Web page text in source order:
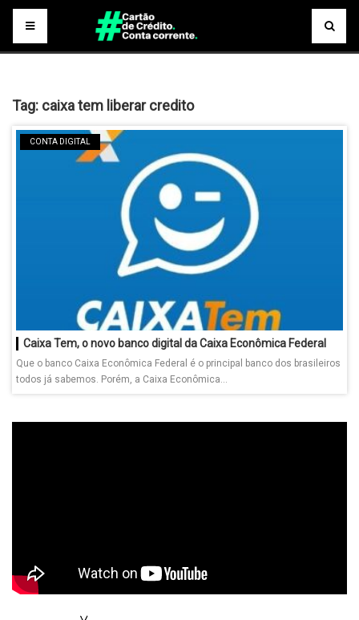
Tag: caixa tem liberar credito
CONTA DIGITAL
Caixa Tem, o novo banco digital da Caixa Econômica Federal
Que o banco Caixa Econômica Federal é o principal banco dos brasileiros
todos já sabemos. Porém, a Caixa Econômica...